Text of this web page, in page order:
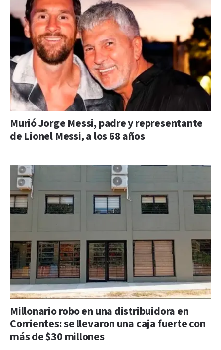
Murió Jorge Messi, padre y representante
de Lionel Messi, a los 68 años
Millonario robo en una distribuidora en
Corrientes: se llevaron una caja fuerte con
más de $30 millones